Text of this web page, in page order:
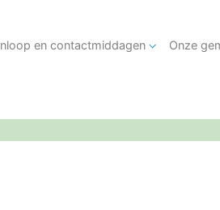
en contactmiddagen Onze